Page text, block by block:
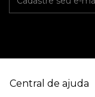
Central de ajuda